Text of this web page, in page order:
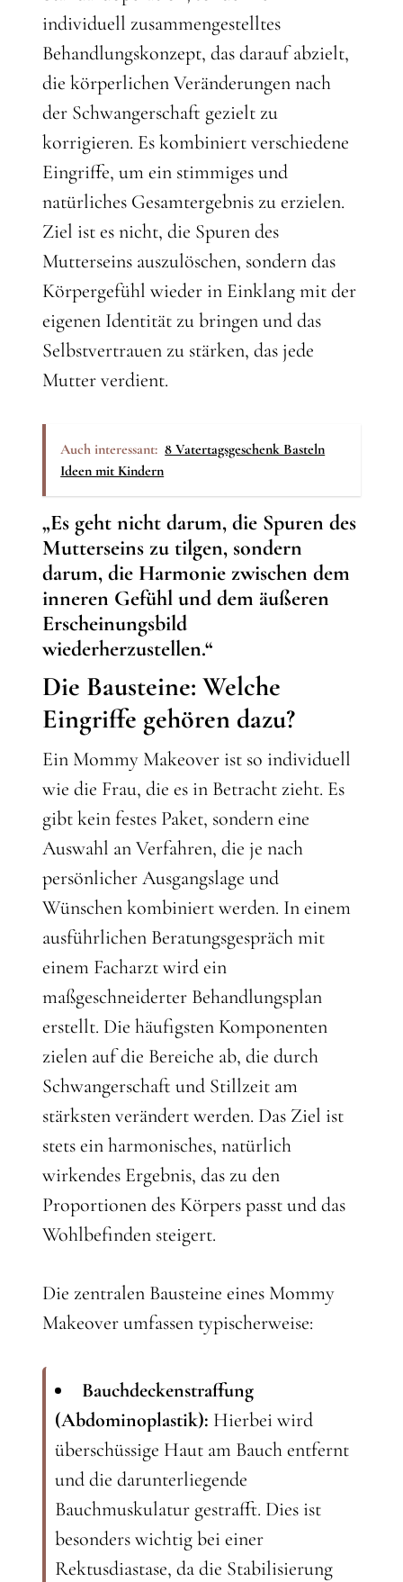
individuell zusammengestelltes
Behandlungskonzept, das darauf abzielt,
die körperlichen Veränderungen nach
der Schwangerschaft gezielt zu
korrigieren. Es kombiniert verschiedene
Eingriffe, um ein stimmiges und
natürliches Gesamtergebnis zu erzielen.
Ziel ist es nicht, die Spuren des
Mutterseins auszulöschen, sondern das
Körpergefühl wieder in Einklang mit der
eigenen Identität zu bringen und das
Selbstvertrauen zu stärken, das jede
Mutter verdient.
Auch interessant: 8 Vatertagsgeschenk Basteln
Ideen mit Kindern
„Es geht nicht darum, die Spuren des
Mutterseins zu tilgen, sondern
darum, die Harmonie zwischen dem
inneren Gefühl und dem äußeren
Erscheinungsbild
wiederherzustellen.“
Die Bausteine: Welche
Eingriffe gehören dazu?
Ein Mommy Makeover ist so individuell
wie die Frau, die es in Betracht zieht. Es
gibt kein festes Paket, sondern eine
Auswahl an Verfahren, die je nach
persönlicher Ausgangslage und
Wünschen kombiniert werden. In einem
ausführlichen Beratungsgespräch mit
einem Facharzt wird ein
maßgeschneiderter Behandlungsplan
erstellt. Die häufigsten Komponenten
zielen auf die Bereiche ab, die durch
Schwangerschaft und Stillzeit am
stärksten verändert werden. Das Ziel ist
stets ein harmonisches, natürlich
wirkendes Ergebnis, das zu den
Proportionen des Körpers passt und das
Wohlbefinden steigert.
Die zentralen Bausteine eines Mommy
Makeover umfassen typischerweise:
Bauchdeckenstraffung
(Abdominoplastik): Hierbei wird
überschüssige Haut am Bauch entfernt
und die darunterliegende
Bauchmuskulatur gestrafft. Dies ist
besonders wichtig bei einer
Rektusdiastase, da die Stabilisierung